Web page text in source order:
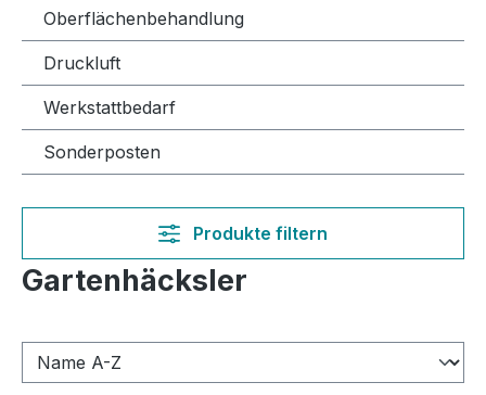
Oberflächenbehandlung
Druckluft
Werkstattbedarf
Sonderposten
Produkte filtern
Gartenhäcksler